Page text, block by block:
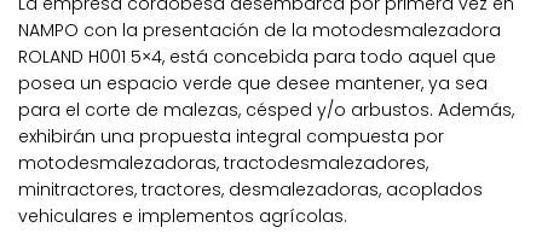
NAMPO con la presentación de la motodesmalezadora
ROLAND H001 5×4, está concebida para todo aquel que
posea un espacio verde que desee mantener, ya sea
para el corte de malezas, césped y/o arbustos. Además,
exhibirán una propuesta integral compuesta por
motodesmalezadoras, tractodesmalezadores,
minitractores, tractores, desmalezadoras, acoplados
vehiculares e implementos agrícolas.